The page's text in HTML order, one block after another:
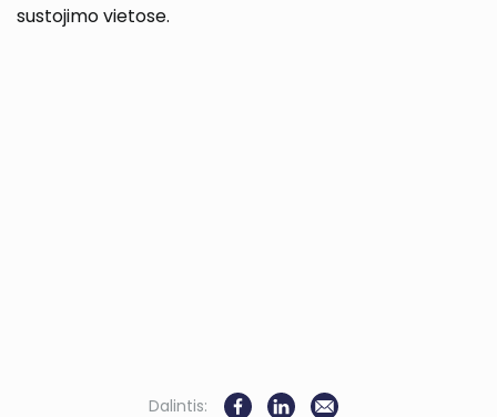
sustojimo vietose.
Dalintis: